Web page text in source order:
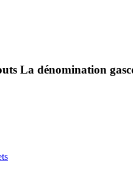
La dénomination